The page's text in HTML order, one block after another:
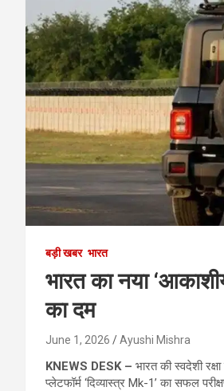
बड़ी खबर भारत
भारत का नया
का दम
June 1, 2026 Ayushi Mishra
KNEWS DESK – भारत की स्वदेशी
प्लेटफॉर्म ‘दिव्यास्त्र Mk-1’ का सफल